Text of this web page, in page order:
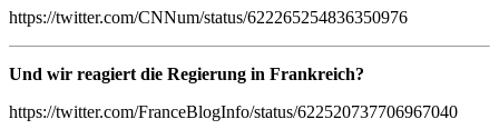
https://twitter.com/CNNum/status/622265254836350976
Und wir reagiert die Regierung in Frankreich?
https://twitter.com/FranceBlogInfo/status/622520737706967040